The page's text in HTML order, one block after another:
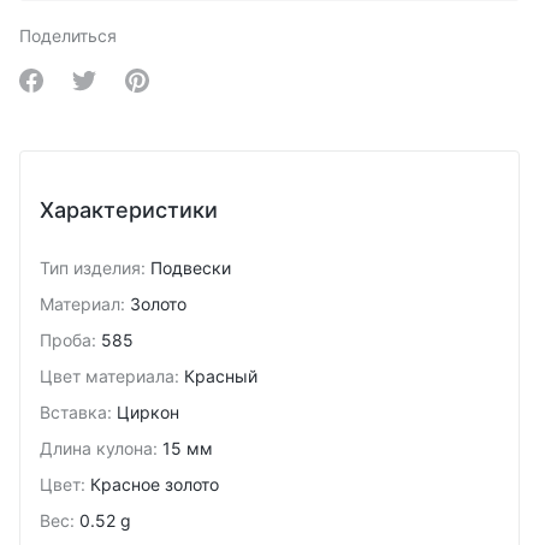
Поделиться
Share on Facebook
Share on Twitter
Share on Pinterest
Характеристики
Тип изделия: Подвески
Материал: Золото
Проба: 585
Цвет материала: Красный
Вставка: Циркон
Длина кулона: 15 мм
Цвет: Красное золото
Вес: 0.52 g